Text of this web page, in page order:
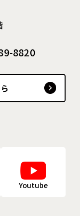
8820
Youtube